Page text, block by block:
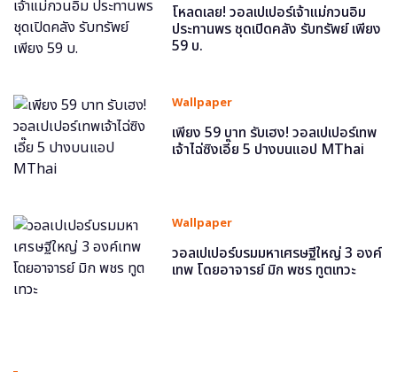
โหลดเลย! วอลเปเปอร์เจ้าแม่กวนอิม
ประทานพร ชุดเปิดคลัง รับทรัพย์ เพียง
59 บ.
Wallpaper
เพียง 59 บาท รับเฮง! วอลเปเปอร์เทพ
เจ้าไฉ่ซิงเอี๊ย 5 ปางบนแอป MThai
Wallpaper
วอลเปเปอร์บรมมหาเศรษฐีใหญ่ 3 องค์
เทพ โดยอาจารย์ มิก พชร ทูตเทวะ